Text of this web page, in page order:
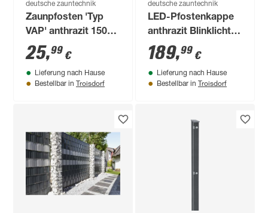
deutsche zauntechnik
Zaunpfosten 'Typ
VAP' anthrazit 150
cm für
Doppelstabmattenzaun
bis 103 cm Höhe
25,99 €
Lieferung nach Hause
Bestellbar in Troisdorf
deutsche zauntechnik
LED-Pfostenkappe
anthrazit Blinklicht
für Torpfosten 10 x
10 cm
189,99 €
Lieferung nach Hause
Bestellbar in Troisdorf